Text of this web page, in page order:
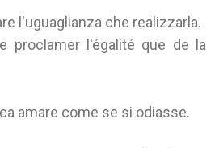
l'uguaglianza che realizzarla.
proclamer l'égalité que de la
amare come se si odiasse.